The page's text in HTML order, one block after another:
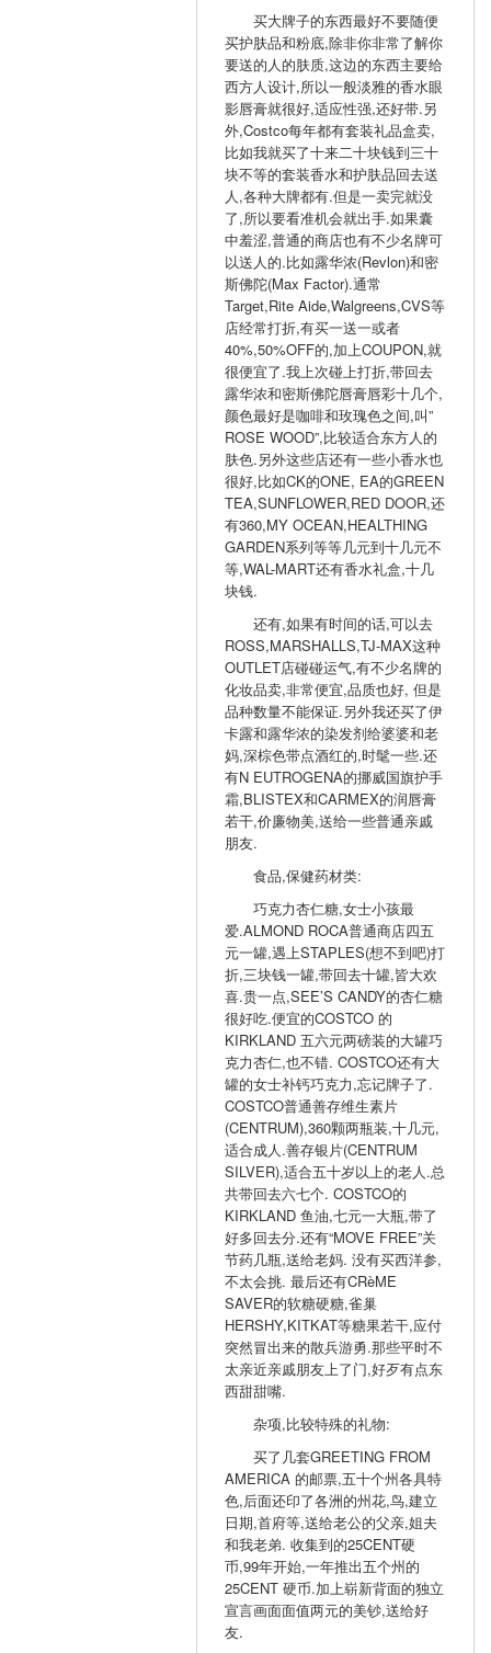
买大牌子的东西最好不要随便
买护肤品和粉底,除非你非常了解你
要送的人的肤质,这边的东西主要给
西方人设计,所以一般淡雅的香水眼
影唇膏就很好,适应性强,还好带.另
外,Costco每年都有套装礼品盒卖,
比如我就买了十来二十块钱到三十
块不等的套装香水和护肤品回去送
人,各种大牌都有.但是一卖完就没
了,所以要看准机会就出手.如果囊
中羞涩,普通的商店也有不少名牌可
以送人的.比如露华浓(Revlon)和密
斯佛陀(Max Factor).通常
Target,Rite Aide,Walgreens,CVS等
店经常打折,有买一送一或者
40%,50%OFF的,加上COUPON,就
很便宜了.我上次碰上打折,带回去
露华浓和密斯佛陀唇膏唇彩十几个,
颜色最好是咖啡和玫瑰色之间,叫”
ROSE WOOD”,比较适合东方人的
肤色.另外这些店还有一些小香水也
很好,比如CK的ONE, EA的GREEN
TEA,SUNFLOWER,RED DOOR,还
有360,MY OCEAN,HEALTHING
GARDEN系列等等几元到十几元不
等,WAL-MART还有香水礼盒,十几
块钱.
还有,如果有时间的话,可以去
ROSS,MARSHALLS,TJ-MAX这种
OUTLET店碰碰运气,有不少名牌的
化妆品卖,非常便宜,品质也好, 但是
品种数量不能保证.另外我还买了伊
卡露和露华浓的染发剂给婆婆和老
妈,深棕色带点酒红的,时髦一些.还
有N EUTROGENA的挪威国旗护手
霜,BLISTEX和CARMEX的润唇膏
若干,价廉物美,送给一些普通亲戚
朋友.
食品,保健药材类:
巧克力杏仁糖,女士小孩最
爱.ALMOND ROCA普通商店四五
元一罐,遇上STAPLES(想不到吧)打
折,三块钱一罐,带回去十罐,皆大欢
喜.贵一点,SEE’S CANDY的杏仁糖
很好吃.便宜的COSTCO 的
KIRKLAND 五六元两磅装的大罐巧
克力杏仁,也不错. COSTCO还有大
罐的女士补钙巧克力,忘记牌子了.
COSTCO普通善存维生素片
(CENTRUM),360颗两瓶装,十几元,
适合成人.善存银片(CENTRUM
SILVER),适合五十岁以上的老人.总
共带回去六七个. COSTCO的
KIRKLAND 鱼油,七元一大瓶,带了
好多回去分.还有“MOVE FREE”关
节药几瓶,送给老妈. 没有买西洋参,
不太会挑. 最后还有CRèME
SAVER的软糖硬糖,雀巢
HERSHY,KITKAT等糖果若干,应付
突然冒出来的散兵游勇.那些平时不
太亲近亲戚朋友上了门,好歹有点东
西甜甜嘴.
杂项,比较特殊的礼物:
买了几套GREETING FROM
AMERICA 的邮票,五十个州各具特
色,后面还印了各洲的州花,鸟,建立
日期,首府等,送给老公的父亲,姐夫
和我老弟. 收集到的25CENT硬
币,99年开始,一年推出五个州的
25CENT 硬币.加上崭新背面的独立
宣言画面面值两元的美钞,送给好
友.